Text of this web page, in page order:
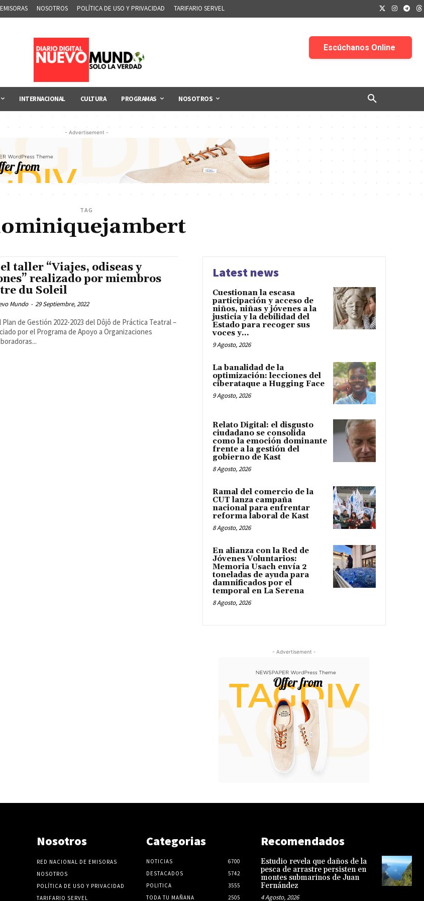
NOSOTROS POLÍTICA DE USO Y PRIVACIDAD TARIFARIO SERVEL
INTERNACIONAL CULTURA PROGRAMAS NOSOTROS
- Advertisement -
TAG
taller “Viajes, odiseas y
realizado por miembros
du Soleil
Mundo - 29 Septiembre, 2022
de Gestión 2022-2023 del Dôjô de Práctica Teatral –
por el Programa de Apoyo a Organizaciones
Latest news
Cuestionan la escasa
participación y acceso de
niños, niñas y jóvenes a la
justicia y la debilidad del
Estado para recoger sus
voces y...
9 Agosto, 2026
La banalidad de la
optimización: lecciones del
ciberataque a Hugging Face
9 Agosto, 2026
Relato Digital: el disgusto
ciudadano se consolida
como la emoción dominante
frente a la gestión del
gobierno de Kast
8 Agosto, 2026
Ramal del comercio de la
CUT lanza campaña
nacional para enfrentar
reforma laboral de Kast
8 Agosto, 2026
En alianza con la Red de
Jóvenes Voluntarios:
Memoria Usach envía 2
toneladas de ayuda para
damnificados por el
temporal en La Serena
8 Agosto, 2026
- Advertisement -
Nosotros
RED NACIONAL DE EMISORAS
NOSOTROS
POLÍTICA DE USO Y PRIVACIDAD
TARIFARIO SERVEL
Categorias
NOTICIAS
6700
DESTACADOS
5742
POLITICA
3555
TODA TU MAÑANA
2505
Recomendados
Estudio revela que daños de la
pesca de arrastre persisten en
montes submarinos de Juan
Fernández
4 Agosto, 2026